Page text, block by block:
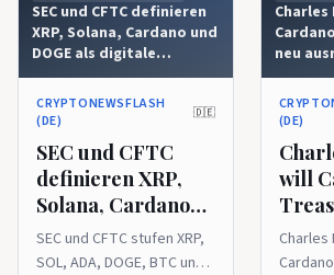
SEC und CFTC definieren
XRP, Solana, Cardano und
DOGE als digitale
Rohstoffe
CRYPTONEWSFLASH
(DE)
🇩🇪
SEC und CFTC
definieren XRP,
Solana, Cardano
und DOGE als
digitale Rohstoffe
SEC und CFTC stufen XRP,
SOL, ADA, DOGE, BTC und
neu
(DE)
will
Charles